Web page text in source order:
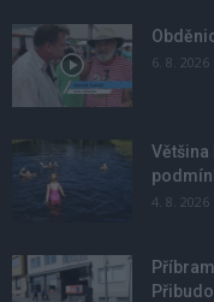
6. 8. 2026
4. 8. 2026